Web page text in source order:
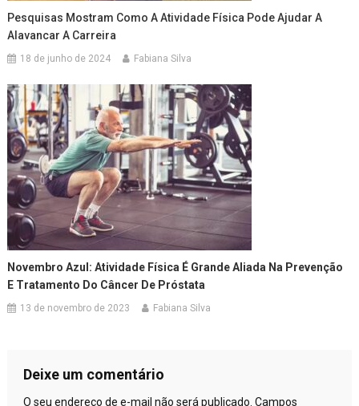
Pesquisas Mostram Como A Atividade Física Pode Ajudar A
Alavancar A Carreira
18 de junho de 2024 Fabiana Silva
Novembro Azul: Atividade Física É Grande Aliada Na Prevenção
E Tratamento Do Câncer De Próstata
13 de novembro de 2023 Fabiana Silva
Deixe um comentário
O seu endereço de e-mail não será publicado. Campos